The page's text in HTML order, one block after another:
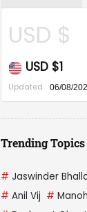
USD $
USD $1
Updated 06/08/2026
Trending Topics
# Jaswinder
# Anil Vij #